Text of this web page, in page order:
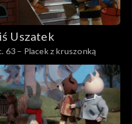
Uszatek
63 – Placek z kruszonką